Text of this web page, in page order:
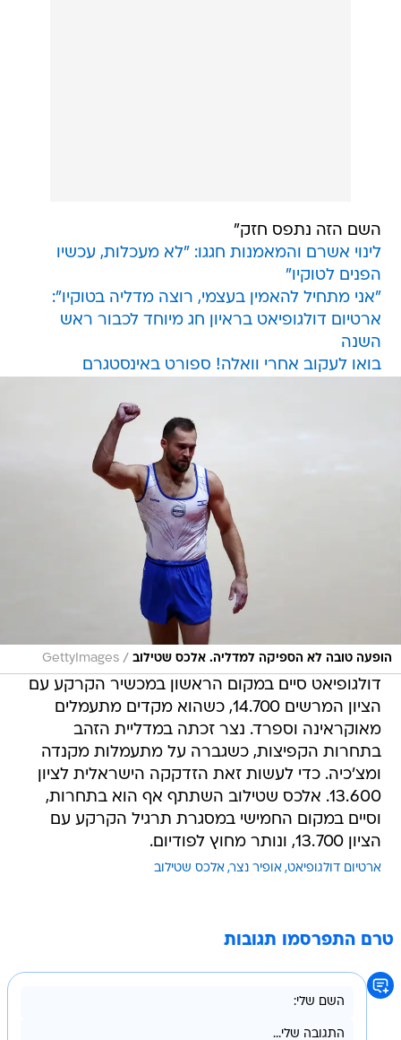
השם הזה נתפס חזק"
לינוי אשרם והמאמנות חגגו: "לא מעכלות, עכשיו
הפנים לטוקיו"
"אני מתחיל להאמין בעצמי, רוצה מדליה בטוקיו":
ארטיום דולגופיאט בראיון חג מיוחד לכבור ראש
השנה
בואו לעקוב אחרי וואלה! ספורט באינסטגרם
הופעה טובה לא הספיקה למדליה. אלכס שטילוב /
GettyImages
דולגופיאט סיים במקום הראשון במכשיר הקרקע עם
הציון המרשים 14.700, כשהוא מקדים מתעמלים
מאוקראינה וספרד. נצר זכתה במדליית הזהב
בתחרות הקפיצות, כשגברה על מתעמלות מקנדה
ומצ'כיה. כדי לעשות זאת הזדקקה הישראלית לציון
13.600. אלכס שטילוב השתתף אף הוא בתחרות,
וסיים במקום החמישי במסגרת תרגיל הקרקע עם
הציון 13.700, ונותר מחוץ לפודיום.
ארטיום דולגופיאט אופיר נצר אלכס שטילוב
טרם התפרסמו תגובות